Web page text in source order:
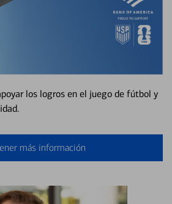
los logros en el juego de fútbol y
más información